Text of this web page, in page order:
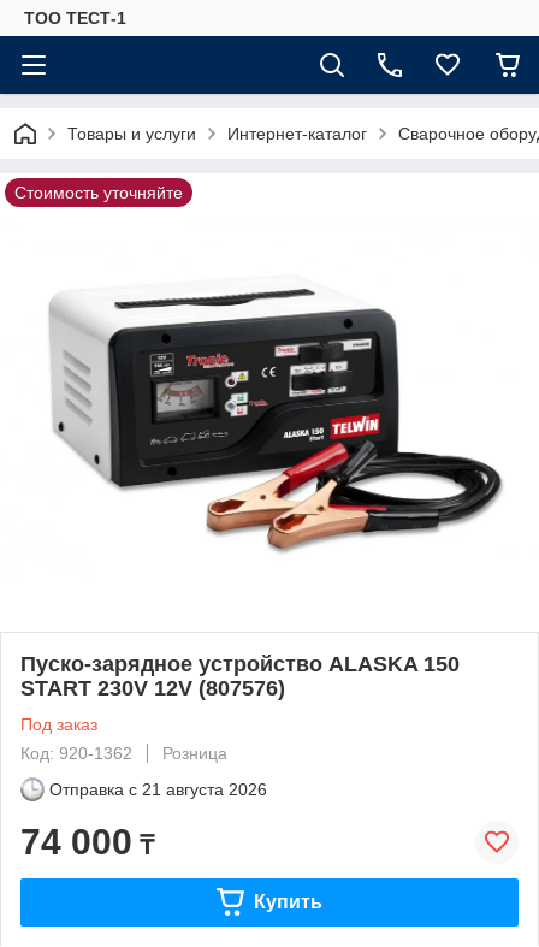
ТОО ТЕСТ-1
Товары и услуги Интернет-каталог Сварочное
Стоимость уточняйте
Пуско-зарядное устройство ALASKA 150
START 230V 12V (807576)
Под заказ
Код: 920-1362
Розница
Отправка с 21 августа 2026
74 000 ₸
Купить